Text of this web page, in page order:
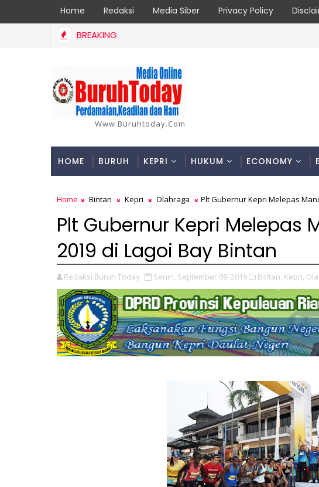
Home Redaksi Media Siber Privacy Policy
BREAKING
Www.buruhtoday.com
HOME BURUH KEPRI HUKUM ECONOMY
Home Bintan Kepri Olahraga Plt Gubernur Kepri Melepas
Plt Gubernur Kepri Melepas
2019 di Lagoi Bay Bintan
Redaksi Buruh Today Senin, September 09, 2019 Bintan, Kepri,